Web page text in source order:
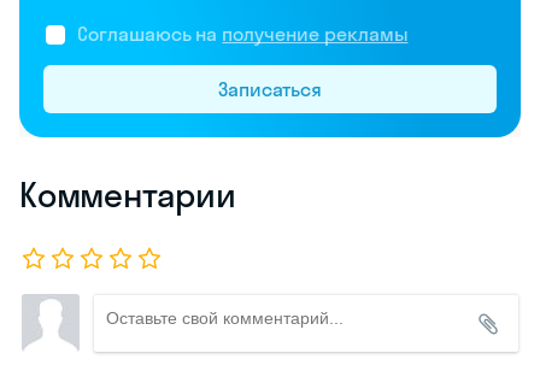
Соглашаюсь на получение рекламы
Записаться
Комментарии